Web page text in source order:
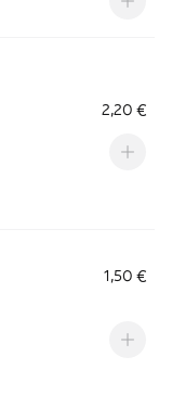
2,20 €
1,50 €